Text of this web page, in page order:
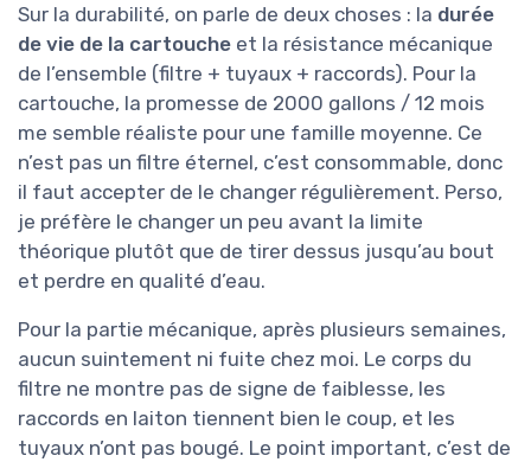
Sur la durabilité, on parle de deux choses : la durée
de vie de la cartouche et la résistance mécanique
de l’ensemble (filtre + tuyaux + raccords). Pour la
cartouche, la promesse de 2000 gallons / 12 mois
me semble réaliste pour une famille moyenne. Ce
n’est pas un filtre éternel, c’est consommable, donc
il faut accepter de le changer régulièrement. Perso,
je préfère le changer un peu avant la limite
théorique plutôt que de tirer dessus jusqu’au bout
et perdre en qualité d’eau.
Pour la partie mécanique, après plusieurs semaines,
aucun suintement ni fuite chez moi. Le corps du
filtre ne montre pas de signe de faiblesse, les
raccords en laiton tiennent bien le coup, et les
tuyaux n’ont pas bougé. Le point important, c’est de